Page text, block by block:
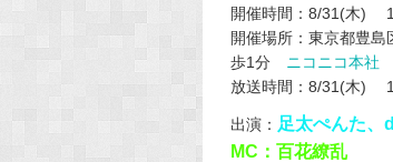
開催時間：8/31(木)
開催場所：東京都豊
歩1分 ニコニコ本社
放送時間：8/31(木)
出演： 足太ぺんた
MC：百花繚乱